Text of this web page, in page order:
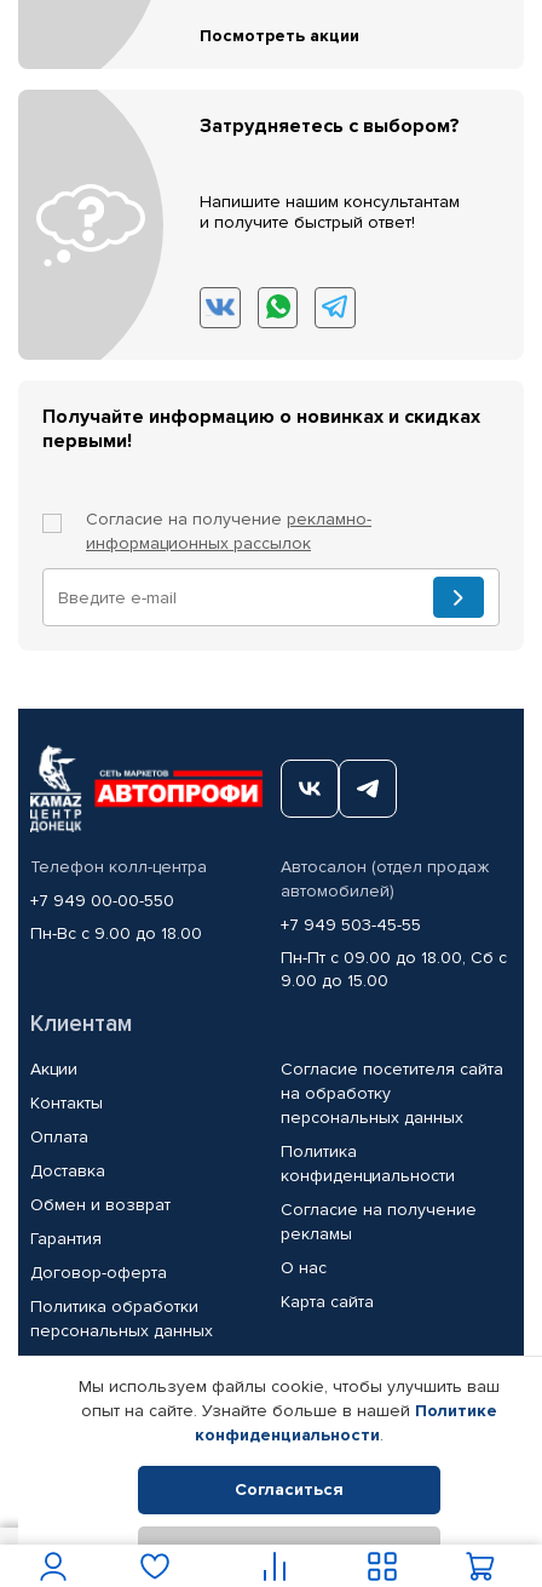
Посмотреть акции
Затрудняетесь с выбором?
Напишите нашим консультантам
и получите быстрый ответ!
Получайте информацию о новинках и скидках
первыми!
Согласие на получение рекламно-
информационных рассылок
Телефон колл-центра
+7 949 00-00-550
Пн-Вс с 9.00 до 18.00
Автосалон (отдел продаж
автомобилей)
+7 949 503-45-55
Пн-Пт с 09.00 до 18.00, Сб с
9.00 до 15.00
Клиентам
Акции
Контакты
Оплата
Доставка
Обмен и возврат
Гарантия
Договор-оферта
Политика обработки
персональных данных
Согласие посетителя сайта
на обработку
персональных данных
Политика
конфиденциальности
Согласие на получение
рекламы
О нас
Карта сайта
Партнерам
Корпоративным клиентам
Поставщикам
Реквизиты компании
© КАМАЗ ЦЕНТР ДОНЕЦК, 2015-2026. Все права защищены.
Интернет-магазин автомобильных товаров Автопрофи.
Мы используем файлы cookie, чтобы улучшить ваш
опыт на сайте. Узнайте больше в нашей Политике
конфиденциальности.
Согласиться
Отклонить
В корзину